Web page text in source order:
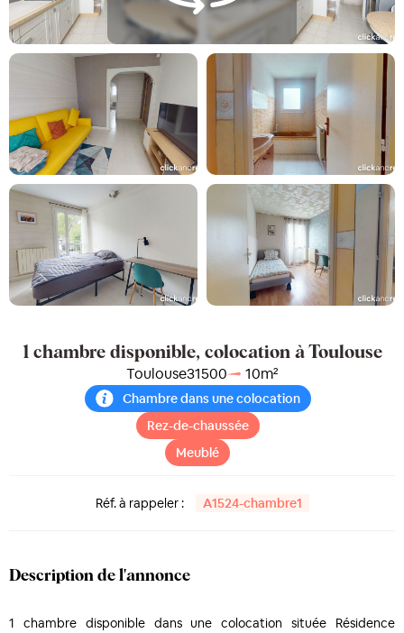
1 chambre disponible, colocation à Toulouse
Toulouse31500 10m²
Chambre dans une colocation
Rez-de-chaussée
Meublé
Réf. à rappeler : A1524-chambre1
Description de l'annonce
1 chambre disponible dans une colocation située Résidence